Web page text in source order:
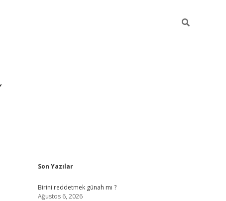
Sidebar
Son Yazılar
Birini reddetmek günah mı ?
Ağustos 6, 2026
ilbet giriş